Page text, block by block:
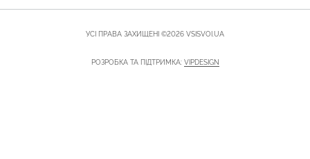
УСІ ПРАВА ЗАХИЩЕНІ ©2026 VSISVOI.UA
РОЗРОБКА ТА ПІДТРИМКА: VIPDESIGN